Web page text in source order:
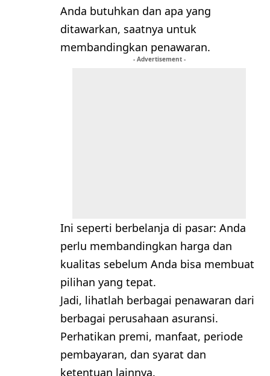
Anda butuhkan dan apa yang
ditawarkan, saatnya untuk
membandingkan penawaran.
- Advertisement -
Ini seperti berbelanja di pasar: Anda
perlu membandingkan harga dan
kualitas sebelum Anda bisa membuat
pilihan yang tepat.
Jadi, lihatlah berbagai penawaran dari
berbagai perusahaan asuransi.
Perhatikan premi, manfaat, periode
pembayaran, dan syarat dan
ketentuan lainnya.